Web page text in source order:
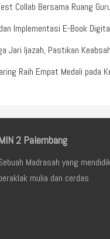
Collab Bersama Ruang
Implementasi E-Book
Jari Ijazah, Pastikan
Raih Empat Medali pada
MIN 2 Palembang
Madrasah yang
mulia dan cerdas